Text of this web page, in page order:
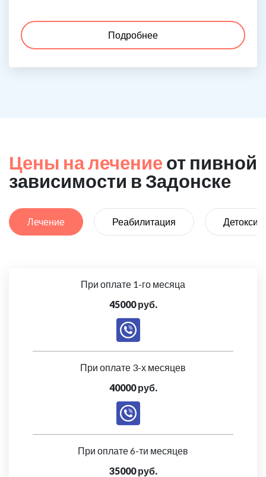
Подробнее
Цены на лечение от пивной
зависимости в Задонске
Лечение Реабилитация
При оплате 1-го месяца
45000 руб.
При оплате 3-х месяцев
40000 руб.
При оплате 6-ти месяцев
35000 руб.